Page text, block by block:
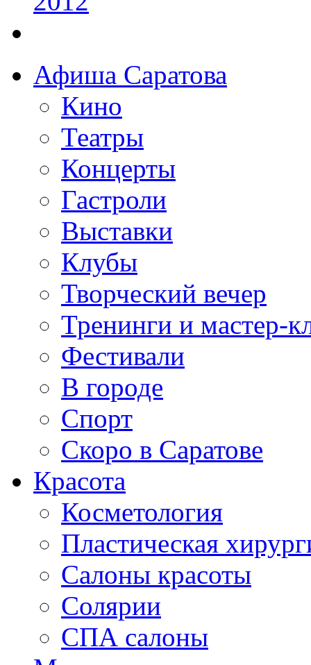
Афиша Саратова
Кино
Театры
Концерты
Гастроли
Выставки
Клубы
Творческий вечер
Тренинги и мастер-
Фестивали
В городе
Спорт
Скоро в Саратове
Красота
Косметология
Пластическая
Салоны красоты
Солярии
СПА салоны